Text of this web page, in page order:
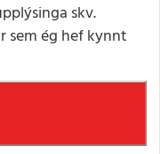
skv.
sem ég hef kynnt